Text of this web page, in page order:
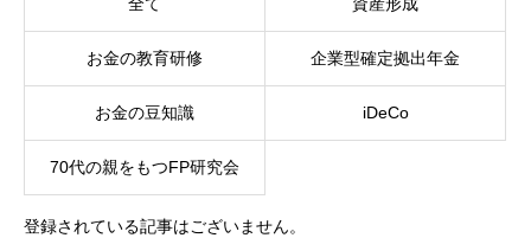
お金の教育研修 企業型確定拠出年金
お金の豆知識 iDeCo
70代の親をもつFP研究会
登録されている記事はございません。